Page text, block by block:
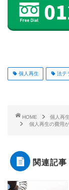
個人再生 法テ
HOME
個人再生
個人再生の費用
関連記事